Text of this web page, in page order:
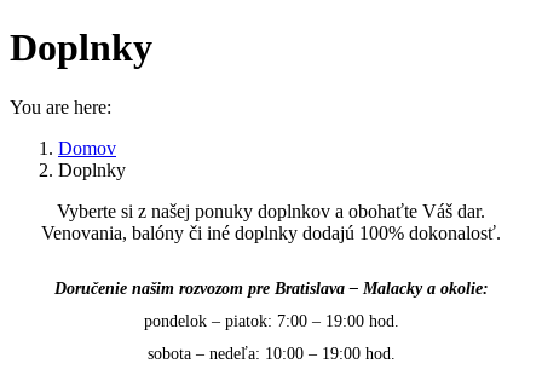
Doplnky
You are here:
Domov
Doplnky
Vyberte si z našej ponuky doplnkov a obohaťte Váš dar.
Venovania, balóny či iné doplnky dodajú 100% dokonalosť.
Doručenie našim rozvozom pre Bratislava – Malacky a okolie:
pondelok – piatok: 7:00 – 19:00 hod.
sobota – nedeľa: 10:00 – 19:00 hod.